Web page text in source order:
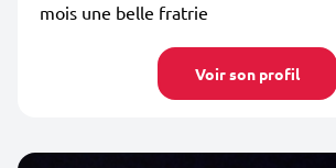
mois une belle fratrie
Voir son profil